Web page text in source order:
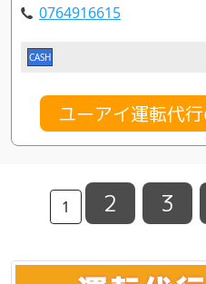
0764916615
CASH
ユーアイ運転代
1 2 3